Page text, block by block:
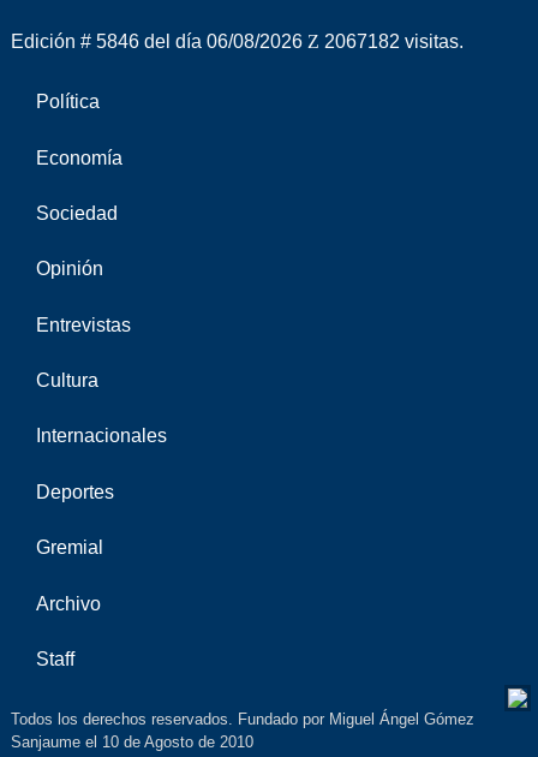
Edición # 5846 del día 06/08/2026 2067182 visitas.
Política
Economía
Sociedad
Opinión
Entrevistas
Cultura
Internacionales
Deportes
Gremial
Archivo
Staff
Todos los derechos reservados. Fundado por Miguel Ángel Gómez
Sanjaume el 10 de Agosto de 2010